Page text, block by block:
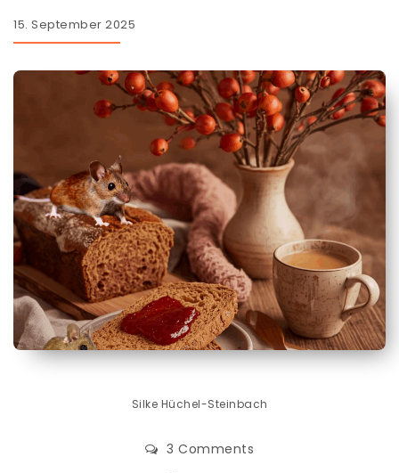
15. September 2025
Silke Hüchel-Steinbach
3 Comments